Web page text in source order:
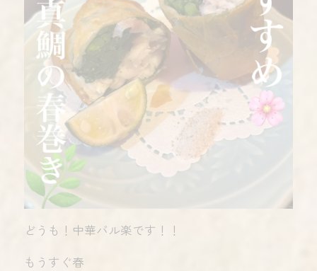
どうも！中華バル楽です！！
もうすぐ春